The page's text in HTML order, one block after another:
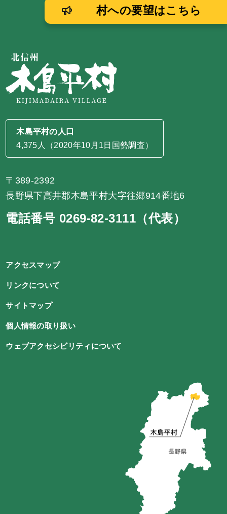
木島平村の人口
4,375人（2020年10月1日国勢調査）
〒389-2392
長野県下高井郡木島平村大字往郷914番地6
電話番号 0269-82-3111（代表）
村への要望はこちら
アクセスマップ
リンクについて
サイトマップ
個人情報の取り扱い
ウェブアクセシビリティについて